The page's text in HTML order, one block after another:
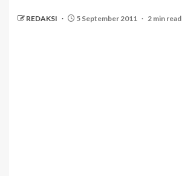
REDAKSI 5 September 2011 2 min read